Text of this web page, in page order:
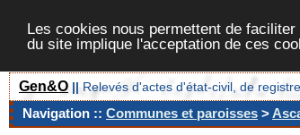
Les cookies nous permettent de
du site implique l'acceptation de ces
Gen&O || Relevés d'actes d'état-civil, de
Navigation :: Communes et paroisses >